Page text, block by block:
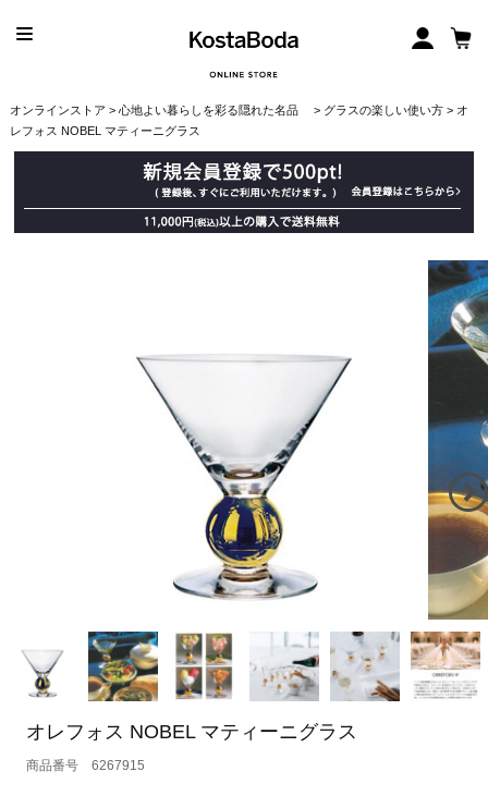
オンラインストア > 心地よい暮らしを彩る隠れた名品 > グラスの楽しい使い方> オ
レフォス NOBEL マティーニグラス
オレフォス NOBEL マティーニグラス
6267915